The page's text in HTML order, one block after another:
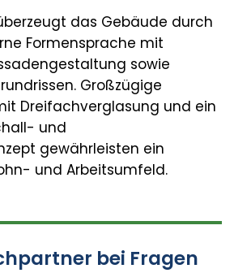
das Gebäude durch
Formensprache mit
sowie
Großzügige
Dreifachverglasung und ein
und
gewährleisten ein
und Arbeitsumfeld.
bei Fragen